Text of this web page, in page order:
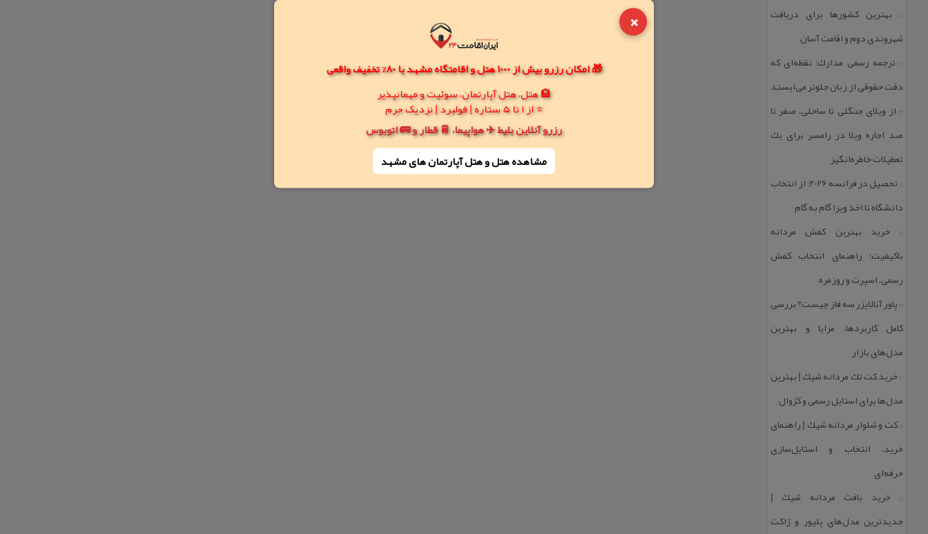
×
🎁 امکان رزرو بیش از 1000 هتل و اقامتگاه مشهد با 80% تخفیف واقعی
🏨 هتل، هتل آپارتمان، سوئیت و مهمانپذیر
⭐ از 1 تا 5 ستاره | فولبرد | نزدیک حرم
رزرو آنلاین بلیط ✈️ هواپیما، 🚆 قطار و 🚌 اتوبوس
مشاهده هتل و هتل‌ آپارتمان های مشهد
:: بهترین كشورها برای دریافت
شهروندی دوم و اقامت آسان
:: ترجمه رسمی مدارك؛ نقطه‌ای كه
دقت حقوقی از زبان جلوتر می‌ایستد
:: از ویلای جنگلی تا ساحلی، صفر تا
صد اجاره ویلا در رامسر برای یك
تعطیلات خاطره‌انگیز
::
تحصیل در فرانسه 2026؛ از انتخاب
دانشگاه تا اخذ ویزا گام به گام
::خرید بهترین كفش مردانه
باكیفیت؛ راهنمای انتخاب كفش
رسمی، اسپرت و روزمره
:: پاور آنالایزر سه فاز چیست؟ بررسی
كامل كاربردها، مزایا و بهترین
مدل‌های بازار
::خرید كت تك مردانه شیك | بهترین
مدل‌ها برای استایل رسمی و كژوال
::كت و شلوار مردانه شیك | راهنمای
خرید، انتخاب و استایل‌سازی
حرفه‌ای
::خرید بافت مردانه شیك |
جدیدترین مدل‌های پلیور و ژاكت